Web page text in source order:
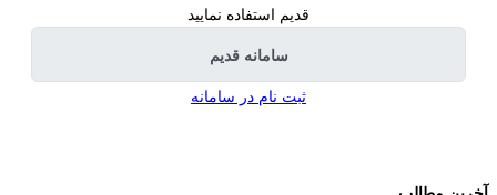
قدیم استفاده نمایید
سامانه قدیم
ثبت نام در سامانه